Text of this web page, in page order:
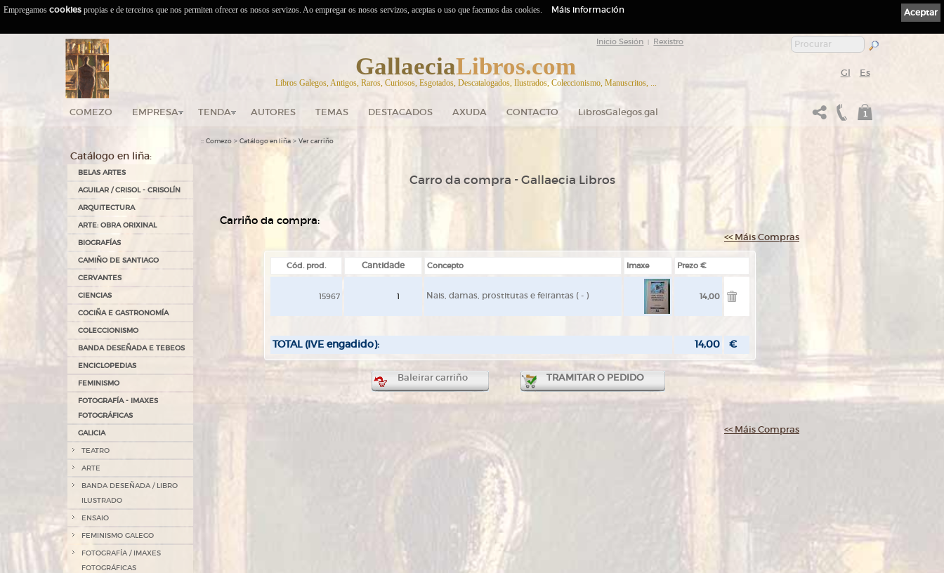
Inicio Sesión Rexistro
GallaeciaLibros.com
Libros Galegos, Antigos, Raros, Curiosos, Esgotados, Descatalogados, Ilustrados, Coleccionismo, Manuscritos, ...
Gl Es
COMEZO EMPRESA TENDA AUTORES TEMAS DESTACADOS AXUDA CONTACTO LibrosGalegos.gal 1
Catálogo en liña:
BELAS ARTES
AGUILAR / CRISOL - CRISOLÍN
ARQUITECTURA
ARTE: OBRA ORIXINAL
BIOGRAFÍAS
CAMIÑO DE SANTIAGO
CERVANTES
CIENCIAS
COCIÑA E GASTRONOMÍA
COLECCIONISMO
BANDA DESEÑADA E TEBEOS
ENCICLOPEDIAS
FEMINISMO
FOTOGRAFÍA - IMAXES
FOTOGRÁFICAS
GALICIA
TEATRO
ARTE
BANDA DESEÑADA / LIBRO
ILUSTRADO
ENSAIO
FEMINISMO GALEGO
FOTOGRAFÍA / IMAXES
FOTOGRÁFICAS
:: Comezo > Catálogo en liña > Ver carriño
Carro da compra - Gallaecia Libros
Carriño da compra:
<< Máis Compras
Cód. prod. Cantidade Concepto Imaxe Prezo €
15967 Nais, damas, prostitutas e feirantas ( - ) 14,00
TOTAL (IVE engadido): 14,00 €
TRAMITAR O PEDIDO
Baleirar carriño
<< Máis Compras
Aceptar
Empregamos cookies propias e de terceiros que nos permiten ofrecer os nosos servizos. Ao empregar os nosos servizos, aceptas o uso que facemos das cookies. Máis información